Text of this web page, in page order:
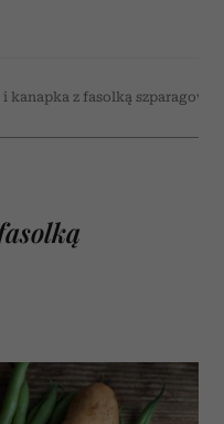
kanapka z fasolką szparagową